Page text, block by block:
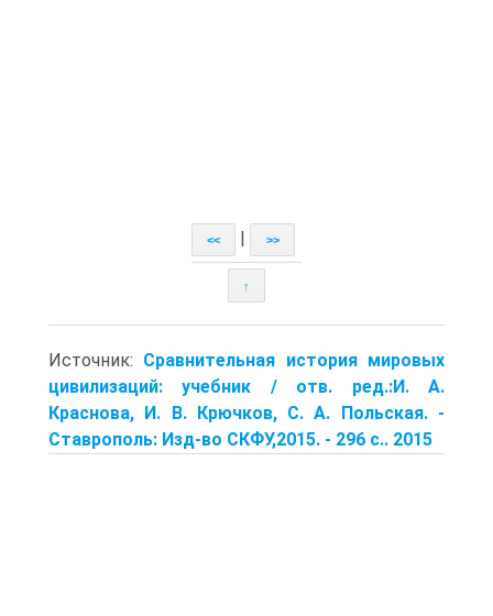
<< >>
↑
Источник: Сравнительная история мировых
цивилизаций: учебник / отв. ред.:И. А.
Краснова, И. В. Крючков, С. А. Польская. -
Ставрополь: Изд-во СКФУ,2015. - 296 с.. 2015